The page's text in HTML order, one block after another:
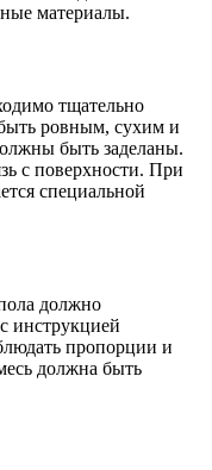
материалы.
тщательно
ровным, сухим и
быть заделаны.
с поверхности. При
специальной
должно
инструкцией
пропорции и
должна быть